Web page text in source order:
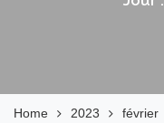
Home 2023 février